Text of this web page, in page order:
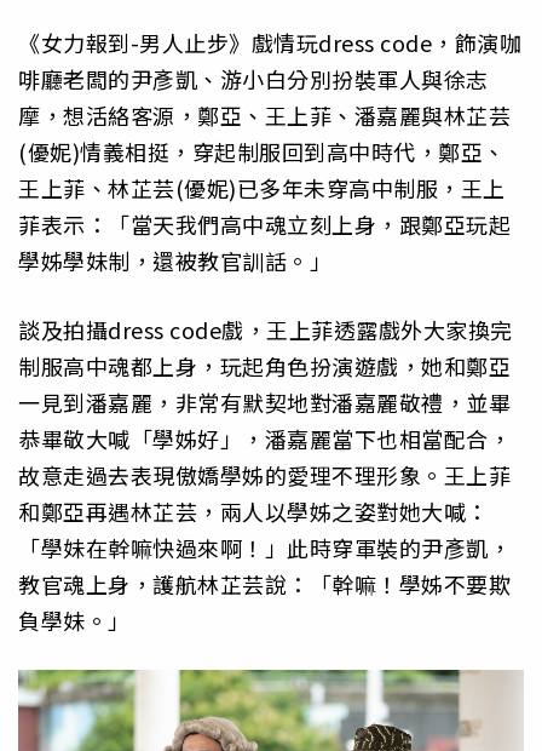
《女力報到-男人止步》戲情玩dress code，飾演咖
啡廳老闆的尹彥凱、游小白分別扮裝軍人與徐志
摩，想活絡客源，鄭亞、王上菲、潘嘉麗與林芷芸
(優妮)情義相挺，穿起制服回到高中時代，鄭亞、
王上菲、林芷芸(優妮)已多年未穿高中制服，王上
菲表示：「當天我們高中魂立刻上身，跟鄭亞玩起
學姊學妹制，還被教官訓話。」
談及拍攝dress code戲，王上菲透露戲外大家換完
制服高中魂都上身，玩起角色扮演遊戲，她和鄭亞
一見到潘嘉麗，非常有默契地對潘嘉麗敬禮，並畢
恭畢敬大喊「學姊好」，潘嘉麗當下也相當配合，
故意走過去表現傲嬌學姊的愛理不理形象。王上菲
和鄭亞再遇林芷芸，兩人以學姊之姿對她大喊：
「學妹在幹嘛快過來啊！」此時穿軍裝的尹彥凱，
教官魂上身，護航林芷芸說：「幹嘛！學姊不要欺
負學妹。」